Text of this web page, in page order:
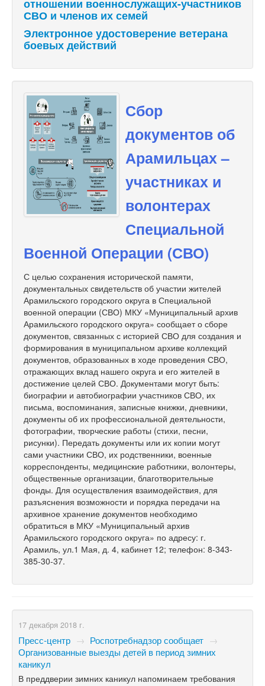
отношении военнослужащих-участников
СВО и членов их семей
Электронное удостоверение ветерана
боевых действий
Сбор
документов об
Арамильцах –
участниках и
волонтерах
Специальной
Военной Операции (СВО)
С целью сохранения исторической памяти,
документальных свидетельств об участии жителей
Арамильского городского округа в Специальной
военной операции (СВО) МКУ «Муниципальный архив
Арамильского городского округа» сообщает о сборе
документов, связанных с историей СВО для создания и
формирования в муниципальном архиве коллекций
документов, образованных в ходе проведения СВО,
отражающих вклад нашего округа и его жителей в
достижение целей СВО. Документами могут быть:
биографии и автобиографии участников СВО, их
письма, воспоминания, записные книжки, дневники,
документы об их профессиональной деятельности,
фотографии, творческие работы (стихи, песни,
рисунки). Передать документы или их копии могут
сами участники СВО, их родственники, военные
корреспонденты, медицинские работники, волонтеры,
общественные организации, благотворительные
фонды. Для осуществления взаимодействия, для
разъяснения возможности и порядка передачи на
архивное хранение документов необходимо
обратиться в МКУ «Муниципальный архив
Арамильского городского округа» по адресу: г.
Арамиль, ул.1 Мая, д. 4, кабинет 12; телефон: 8-343-
385-30-37.
17 декабря 2018 г.
Пресс-центр → Роспотребнадзор сообщает →
Организованные выезды детей в период зимних
каникул
В преддверии зимних каникул напоминаем требования